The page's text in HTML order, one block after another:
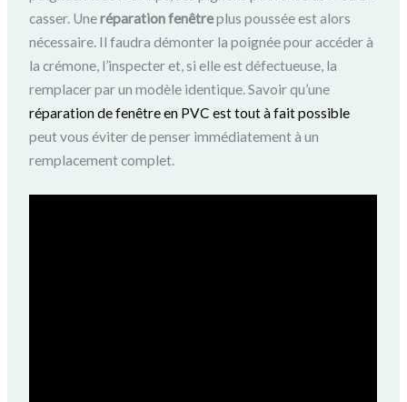
casser. Uneréparation fenêtreplus poussée est alors
nécessaire. Il faudra démonter la poignée pour accéder à
la crémone, l’inspecter et, si elle est défectueuse, la
remplacer par un modèle identique. Savoir qu’une
réparation de fenêtre en PVC est tout à fait possible
peut vous éviter de penser immédiatement à un
remplacement complet.